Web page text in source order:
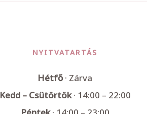
NYITVATARTÁS
Hétfő· Zárva
Kedd – Csütörtök· 14:00 – 22:00